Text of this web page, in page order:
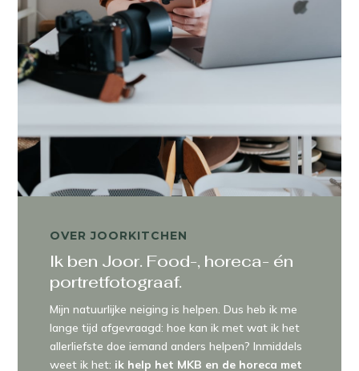
OVER JOORKITCHEN
Ik ben Joor. Food-, horeca- én
portretfotograaf.
Mijn natuurlijke neiging is helpen. Dus heb ik me
lange tijd afgevraagd: hoe kan ik met wat ik het
allerliefste doe iemand anders helpen? Inmiddels
weet ik het: ik help het MKB en de horeca met